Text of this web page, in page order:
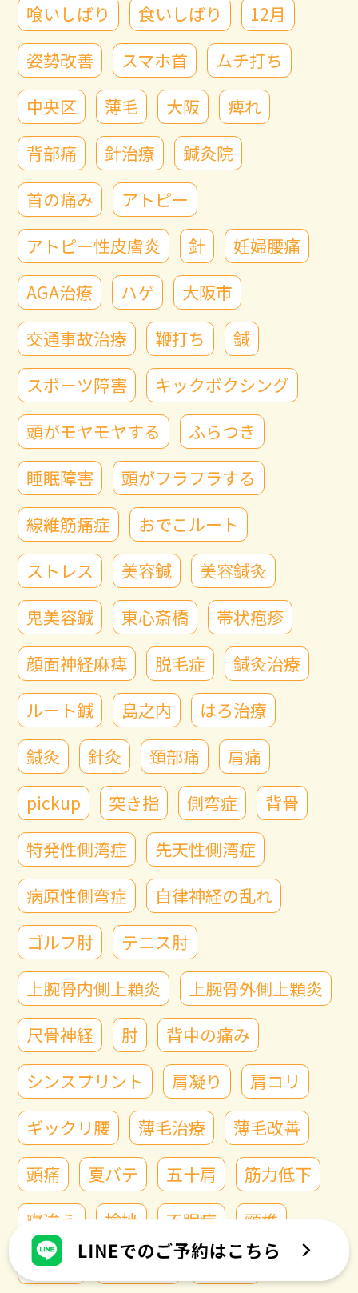
喰いしばり
食いしばり
12月
姿勢改善
スマホ首
ムチ打ち
中央区
薄毛 大阪
痺れ
背部痛
針治療
鍼灸院
首の痛み
アトピー
アトピー性皮膚炎
針
妊婦腰痛
AGA治療
ハゲ
大阪市
交通事故治療
鞭打ち
鍼
スポーツ障害
キックボクシング
頭がモヤモヤする
ふらつき
睡眠障害
頭がフラフラする
線維筋痛症
おでこルート
ストレス
美容鍼
美容鍼灸
鬼美容鍼
東心斎橋
帯状疱疹
顔面神経麻痺
脱毛症
鍼灸治療
ルート鍼
島之内
はろ治療
鍼灸
針灸 頚部痛
肩痛
pickup
突き指 側弯症
背骨
特発性側湾症
先天性側湾症
病原性側弯症
自律神経の乱れ
ゴルフ肘
テニス肘
上腕骨内側上顆炎
上腕骨外側上顆炎
尺骨神経
肘
背中の痛み
シンスプリント
肩凝り
肩コリ
ギックリ腰
薄毛治療
薄毛改善
頭痛
夏バテ 五十肩
筋力低下
寝違え
捻挫 不眠症
頸椎
四十肩
顎関節症 むくみ